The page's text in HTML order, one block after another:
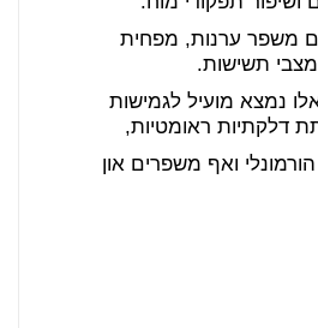
משפר ערנות, מפחית
תשישות.
נמצא מועיל לגמישות
דלקתיות ראומטיות,
הורמונלי ואף משפרים און